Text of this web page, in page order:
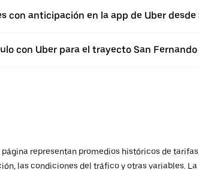
con anticipación en la app de Uber desde
con Uber para el trayecto San
representan promedios históricos de
las condiciones del tráfico y otras variables.